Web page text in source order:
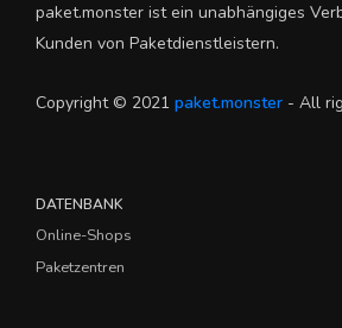
paket.monster ist ein unabhängiges
Kunden von Paketdienstleistern.
Copyright © 2021 paket.monster - All
DATENBANK
Online-Shops
Paketzentren